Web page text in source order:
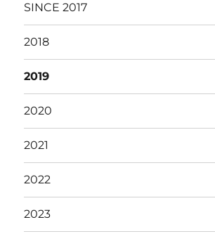
SINCE 2017
2018
2019
2020
2021
2022
2023